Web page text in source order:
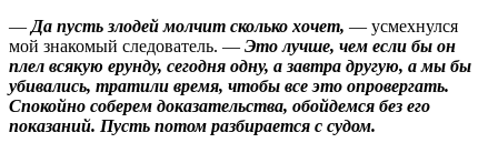
—Да пусть злодей молчит сколько хочет, — усмехнулся
мой знакомый следователь. — Это лучше, чем если бы он
плел всякую ерунду, сегодня одну, а завтра другую, а мы бы
убивались, тратили время, чтобы все это опровергать.
Спокойно соберем доказательства, обойдемся без его
показаний. Пусть потом разбирается с судом.